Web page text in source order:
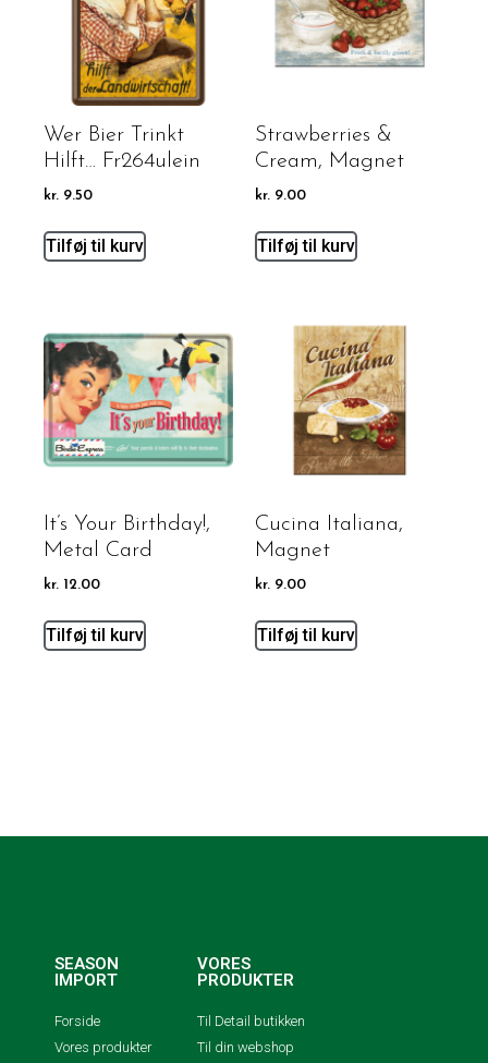
Wer Bier Trinkt
Hilft… Fr264ulein
kr. 9.50
Tilføj til kurv
Strawberries &
Cream, Magnet
kr. 9.00
Tilføj til kurv
It’s Your Birthday!,
Metal Card
kr. 12.00
Tilføj til kurv
Cucina Italiana,
Magnet
kr. 9.00
Tilføj til kurv
SEASON
IMPORT
Forside
Vores produkter
VORES
PRODUKTER
Til Detail butikken
Til din webshop